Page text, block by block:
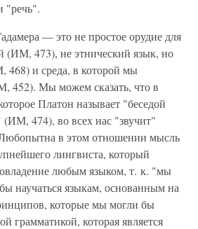
"речь".
— это не простое орудие для
(ИМ, 473), не этнический язык, но
и среда, в которой мы
452). Мы можем сказать, что в
Платон называет "беседой
474), во всех нас "звучит"
в этом отношении мысль
лингвиста, который
любым языком, т. к. "мы
научаться языкам, основанным на
которые мы могли бы
грамматикой, которая является